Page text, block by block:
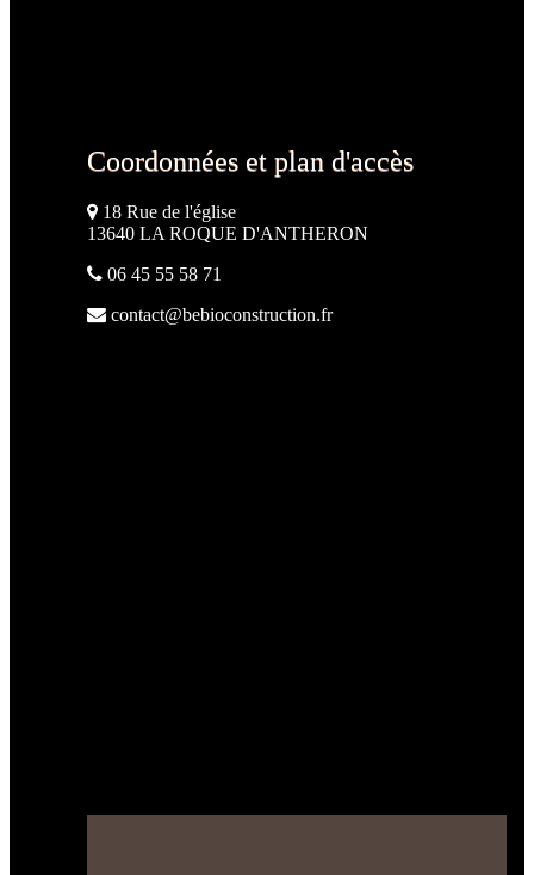
Coordonnées et plan d'accès
18 Rue de l'église
13640 LA ROQUE D'ANTHERON
06 45 55 58 71
contact@bebioconstruction.fr